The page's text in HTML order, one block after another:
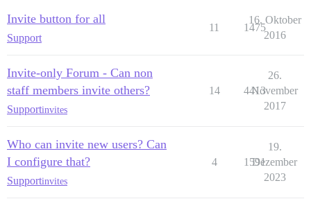
Invite button for all
Support
11 1475
16. Oktober
2016
Invite-only Forum - Can non
staff members invite others?
Supportinvites
14 4413
26.
November
2017
Who can invite new users? Can
I configure that?
Supportinvites
4 1591
19.
Dezember
2023